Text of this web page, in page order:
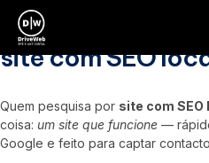
site com SEO
Quem pesquisa por site com SEO
coisa: um site que funcione —
Google e feito para captar